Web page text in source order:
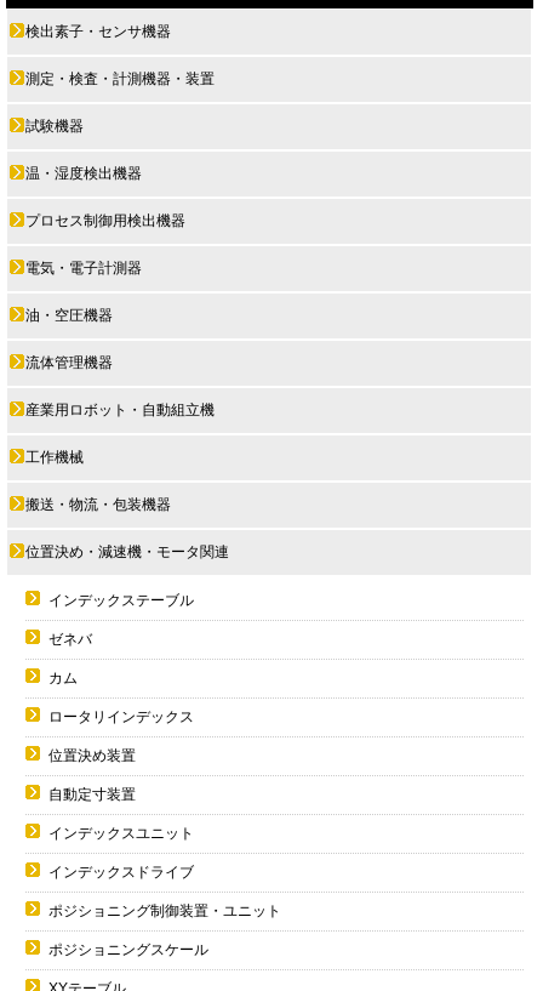
検出素子・センサ機器
測定・検査・計測機器・装置
試験機器
温・湿度検出機器
プロセス制御用検出機器
電気・電子計測器
油・空圧機器
流体管理機器
産業用ロボット・自動組立機
工作機械
搬送・物流・包装機器
位置決め・減速機・モータ関連
インデックステーブル
ゼネバ
カム
ロータリインデックス
位置決め装置
自動定寸装置
インデックスユニット
インデックスドライブ
ポジショニング制御装置・ユニット
ポジショニングスケール